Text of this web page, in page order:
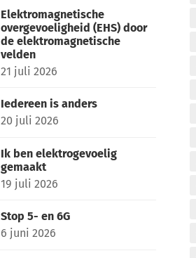
Elektromagnetische
overgevoeligheid (EHS) door
de elektromagnetische
velden
21 juli 2026
Iedereen is anders
20 juli 2026
Ik ben elektrogevoelig
gemaakt
19 juli 2026
Stop 5- en 6G
6 juni 2026